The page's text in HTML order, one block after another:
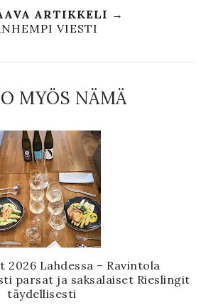
ARTIKKELI →
VIESTI
MYÖS NÄMÄ
2026 Lahdessa – Ravintola
parsat ja saksalaiset Rieslingit
täydellisesti